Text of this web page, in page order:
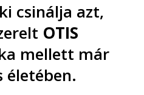
csinálja azt,
OTIS
mellett már
életében.